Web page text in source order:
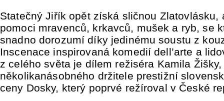
Statečný Jiřík opět získá sličnou Zlatovlásku,
pomoci mravenců, krkavců, mušek a ryb, se
snadno dorozumí díky jedinému soustu z
Inscenace inspirovaná komedií dell’arte a
z celého světa je dílem režiséra Kamila Žišky,
několikanásobného držitele prestižní
ceny Dosky, který poprvé režíroval v České